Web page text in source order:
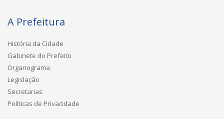
A Prefeitura
História da Cidade
Gabinete do Prefeito
Organograma
Legislação
Secretarias
Políticas de Privacidade